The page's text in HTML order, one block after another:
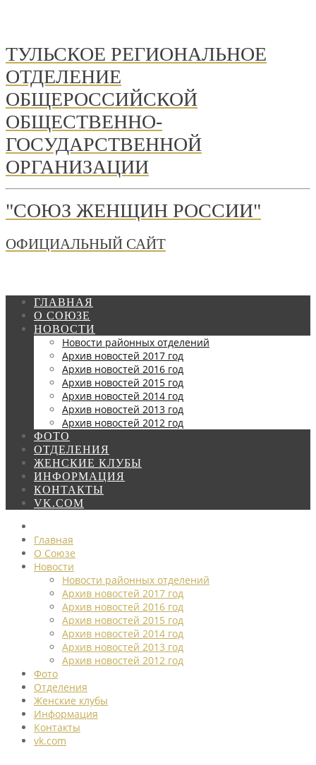
ТУЛЬСКОЕ РЕГИОНАЛЬНОЕ
ОТДЕЛЕНИЕ
ОБЩЕРОССИЙСКОЙ
ОБЩЕСТВЕННО-
ГОСУДАРСТВЕННОЙ
ОРГАНИЗАЦИИ
"СОЮЗ ЖЕНЩИН РОССИИ"
ОФИЦИАЛЬНЫЙ САЙТ
ГЛАВНАЯ
О СОЮЗЕ
НОВОСТИ
Новости районных отделений
Архив новостей 2017 год
Архив новостей 2016 год
Архив новостей 2015 год
Архив новостей 2014 год
Архив новостей 2013 год
Архив новостей 2012 год
ФОТО
ОТДЕЛЕНИЯ
ЖЕНСКИЕ КЛУБЫ
ИНФОРМАЦИЯ
КОНТАКТЫ
VK.COM
Главная
О Союзе
Новости
Новости районных отделений
Архив новостей 2017 год
Архив новостей 2016 год
Архив новостей 2015 год
Архив новостей 2014 год
Архив новостей 2013 год
Архив новостей 2012 год
Фото
Отделения
Женские клубы
Информация
Контакты
vk.com